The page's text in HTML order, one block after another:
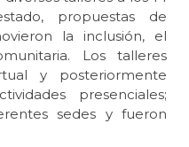
propuestas de
la inclusión, el
Los talleres
y posteriormente
presenciales;
sedes y fueron